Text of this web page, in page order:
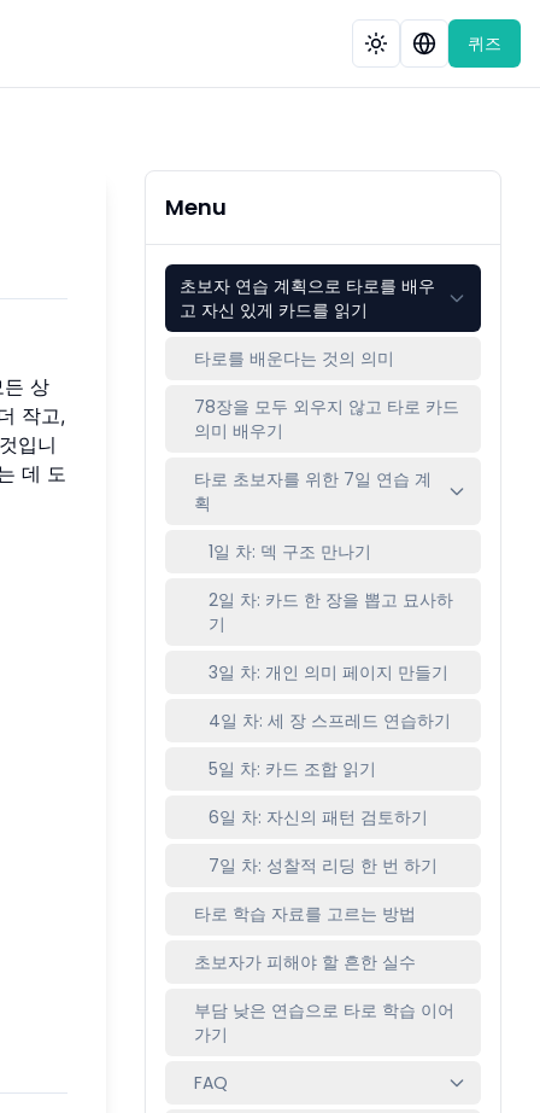
퀴즈
든 상
작고,
입니
데 도
Menu
초보자 연습 계획으로 타로를 배우
고 자신 있게 카드를 읽기
타로를 배운다는 것의 의미
78장을 모두 외우지 않고 타로 카드
의미 배우기
타로 초보자를 위한 7일 연습 계
획
1일 차: 덱 구조 만나기
2일 차: 카드 한 장을 뽑고 묘사하
기
3일 차: 개인 의미 페이지 만들기
4일 차: 세 장 스프레드 연습하기
5일 차: 카드 조합 읽기
6일 차: 자신의 패턴 검토하기
7일 차: 성찰적 리딩 한 번 하기
타로 학습 자료를 고르는 방법
초보자가 피해야 할 흔한 실수
부담 낮은 연습으로 타로 학습 이어
가기
FAQ